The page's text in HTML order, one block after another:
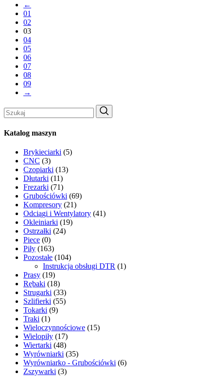
←
01
02
03
04
05
06
07
08
09
→
Search
for:
Katalog maszyn
Brykieciarki (5)
CNC (3)
Czopiarki (13)
Dłutarki (11)
Frezarki (71)
Grubościówki (69)
Kompresory (21)
Odciągi i Wentylatory (41)
Okleiniarki (19)
Ostrzałki (24)
Piece (0)
Piły (163)
Pozostałe (104)
Instrukcja obsługi DTR (1)
Prasy (19)
Rębaki (18)
Strugarki (33)
Szlifierki (55)
Tokarki (9)
Traki (1)
Wieloczynnościowe (15)
Wielopiły (17)
Wiertarki (48)
Wyrówniarki (35)
Wyrówniarko - Grubościówki (6)
Zszywarki (3)